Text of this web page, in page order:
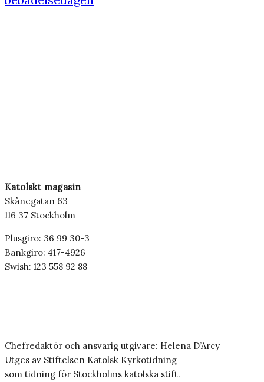
Katolskt magasin
Skånegatan 63
116 37 Stockholm
Plusgiro: 36 99 30-3
Bankgiro: 417-4926
Swish: 123 558 92 88
Chefredaktör och ansvarig utgivare: Helena D’Arcy
Utges av Stiftelsen Katolsk Kyrkotidning
som tidning för Stockholms katolska stift.